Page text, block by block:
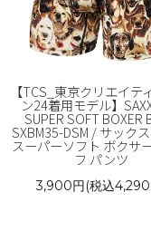
【TCS_東京クリエイテ
ン24着用モデル】
SUPER SOFT BOXER
SXBM35-DSM / サック
スーパーソフト ボクサ
フ パンツ
3,900円(税込4,290